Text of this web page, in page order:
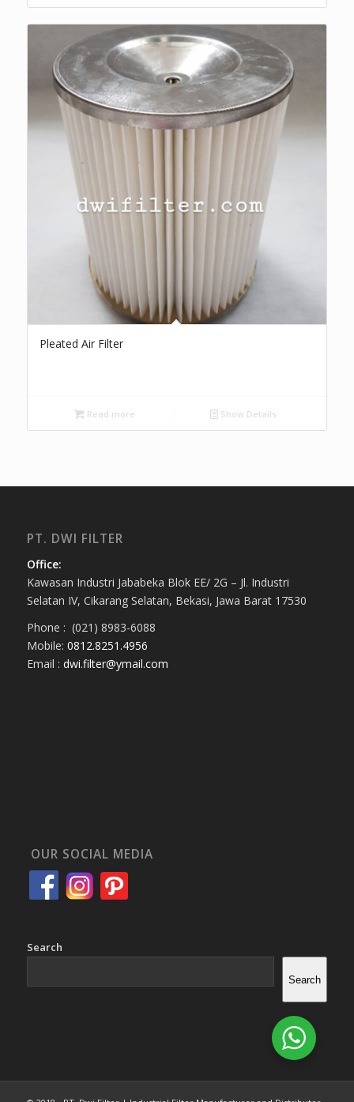
Pleated Air Filter
Read more Show Details
PT. DWI FILTER
Office:
Kawasan Industri Jababeka Blok EE/ 2G – Jl. Industri
Selatan IV, Cikarang Selatan, Bekasi, Jawa Barat 17530
Phone : (021) 8983-6088
Mobile: 0812.8251.4956
Email : dwi.filter@ymail.com
OUR SOCIAL MEDIA
Search
Search